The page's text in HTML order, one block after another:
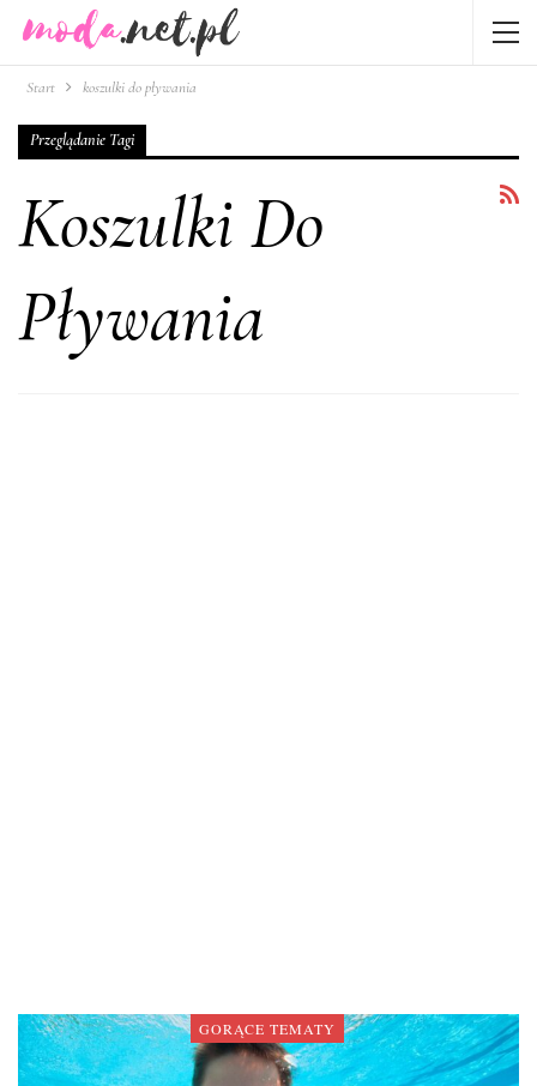
Start koszulki do pływania
Przeglądanie Tagi
Koszulki Do
Pływania
GORĄCE TEMATY